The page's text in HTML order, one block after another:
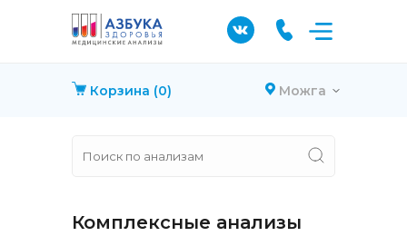
Корзина (0) Можга
Комплексные анализы